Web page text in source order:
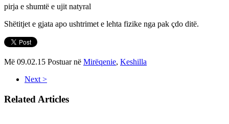
pirja e shumtë e ujit natyral
Shëtitjet e gjata apo ushtrimet e lehta fizike nga pak çdo ditë.
Më 09.02.15 Postuar në Mirëqenie, Keshilla
Next >
Related Articles